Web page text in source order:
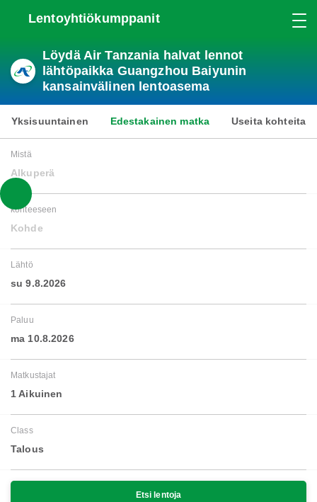
Lentoyhtiökumppanit
Löydä Air Tanzania halvat lennot
lähtöpaikka Guangzhou Baiyunin
kansainvälinen lentoasema
Yksisuuntainen Edestakainen matka Useita kohteita
Mistä
Alkuperä
kohteeseen
Kohde
Lähtö
su 9.8.2026
Paluu
ma 10.8.2026
Matkustajat
1 Aikuinen
Class
Talous
Etsi lentoja